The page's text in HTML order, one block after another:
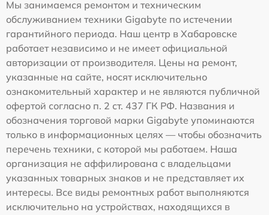
Мы занимаемся ремонтом и техническим
обслуживанием техники Gigabyte по истечении
гарантийного периода. Наш центр в Хабаровске
работает независимо и не имеет официальной
авторизации от производителя. Цены на ремонт,
указанные на сайте, носят исключительно
ознакомительный характер и не являются публичной
офертой согласно п. 2 ст. 437 ГК РФ. Названия и
обозначения торговой марки Gigabyte упоминаются
только в информационных целях — чтобы обозначить
перечень техники, с которой мы работаем. Наша
организация не аффилирована с владельцами
указанных товарных знаков и не представляет их
интересы. Все виды ремонтных работ выполняются
исключительно на устройствах, находящихся в